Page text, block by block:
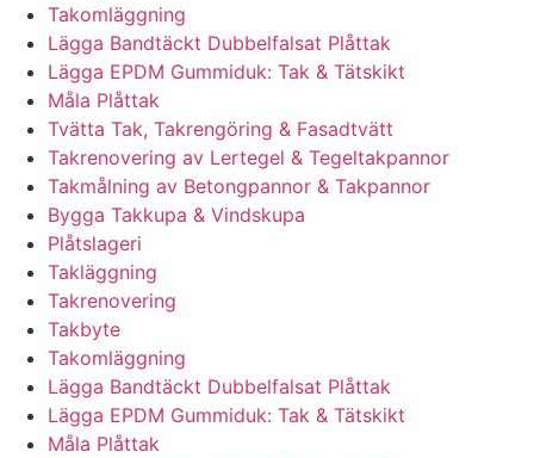
Takomläggning
Lägga Bandtäckt Dubbelfalsat Plåttak
Lägga EPDM Gummiduk: Tak & Tätskikt
Måla Plåttak
Tvätta Tak, Takrengöring & Fasadtvätt
Takrenovering av Lertegel & Tegeltakpannor
Takmålning av Betongpannor & Takpannor
Bygga Takkupa & Vindskupa
Plåtslageri
Takläggning
Takrenovering
Takbyte
Takomläggning
Lägga Bandtäckt Dubbelfalsat Plåttak
Lägga EPDM Gummiduk: Tak & Tätskikt
Måla Plåttak